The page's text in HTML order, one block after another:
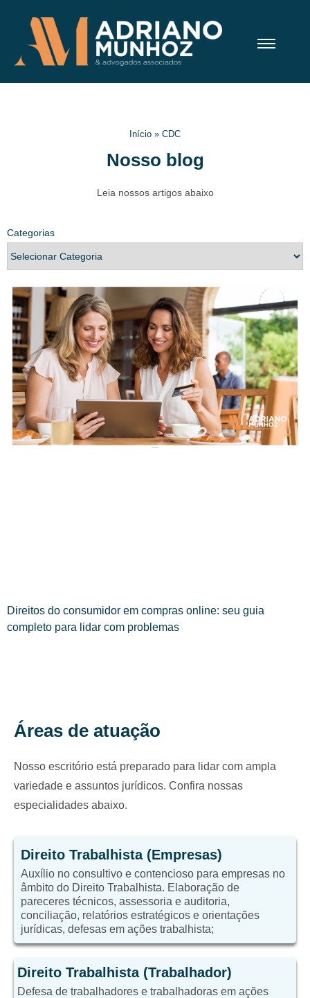
Início » CDC
Nosso blog
Leia nossos artigos abaixo
Categorias
Direitos do consumidor em compras online: seu guia
completo para lidar com problemas
Áreas de atuação
Nosso escritório está preparado para lidar com ampla
variedade e assuntos jurídicos. Confira nossas
especialidades abaixo.
Direito Trabalhista (Empresas)
Auxílio no consultivo e contencioso para empresas no
âmbito do Direito Trabalhista. Elaboração de
pareceres técnicos, assessoria e auditoria,
conciliação, relatórios estratégicos e orientações
jurídicas, defesas em ações trabalhista;
Direito Trabalhista (Trabalhador)
Defesa de trabalhadores e trabalhadoras em ações